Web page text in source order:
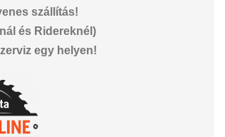
szállítás!
és Ridereknél)
egy helyen!